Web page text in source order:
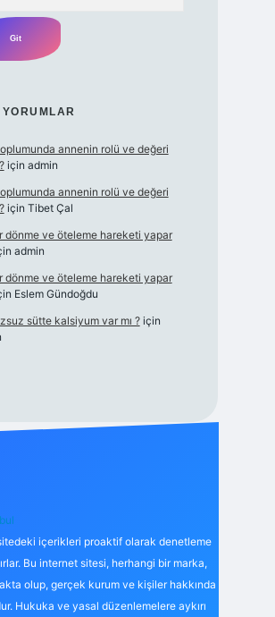
annenin rolü ve değeri
için admin
annenin rolü ve değeri
için Tibet Çal
dönme ve öteleme hareketi yapar
admin
dönme ve öteleme hareketi yapar
Eslem Gündoğdu
sütte kalsiyum var mı ?için
içerikleri proaktif olarak denetleme
Bu internet sitesi, herhangi bir marka,
olup, gerçek kurum ve kişiler hakkında
Hukuka ve yasal düzenlemelere aykırı